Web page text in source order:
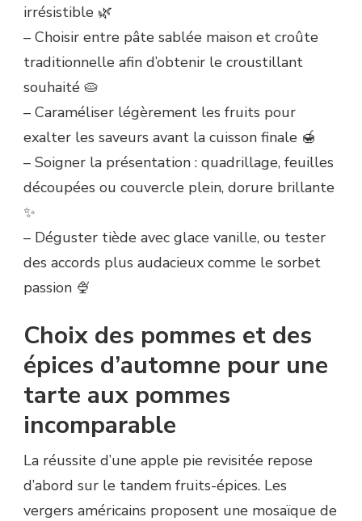
irrésistible 🌿
– Choisir entre pâte sablée maison et croûte
traditionnelle afin d’obtenir le croustillant
souhaité 🥧
– Caraméliser légèrement les fruits pour
exalter les saveurs avant la cuisson finale 🍯
– Soigner la présentation : quadrillage, feuilles
découpées ou couvercle plein, dorure brillante
✨
– Déguster tiède avec glace vanille, ou tester
des accords plus audacieux comme le sorbet
passion 🍨
Choix des pommes et des
épices d’automne pour une
tarte aux pommes
incomparable
La réussite d’une apple pie revisitée repose
d’abord sur le tandem fruits-épices. Les
vergers américains proposent une mosaïque de